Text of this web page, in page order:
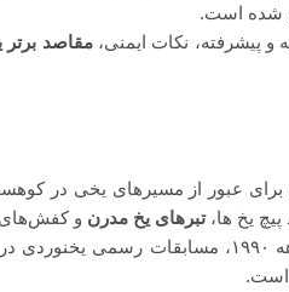
شده است.
و پیشرفته، نکات ایمنی،مقاصد برتر
برای عبور از مسیرهای یخی در
یخ‌ ها،تبرهای یخ مدرن و کفش‌های
در دهه ۱۹۷۰، یخنوردی به عنوان یک ورزش مستقل شناخته شد و در
است.